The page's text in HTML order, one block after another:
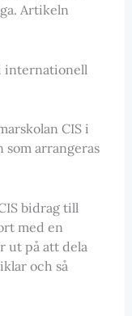
Artikeln
internationell
CIS i
arrangeras
bidrag till
med en
ut på att dela
och så